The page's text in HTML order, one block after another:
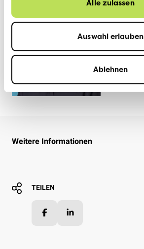
Alle zulassen
Auswahl erlauben
Ablehnen
Weitere Informationen
TEILEN
Facebook